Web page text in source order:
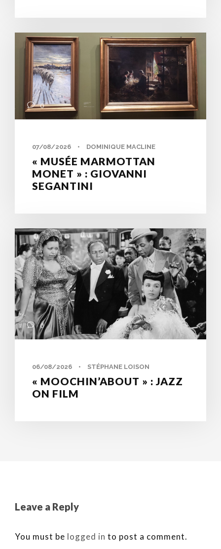
0
07/08/2026 • DOMINIQUE MACLINE
« MUSÉE MARMOTTAN
MONET » : GIOVANNI
SEGANTINI
0
06/08/2026 • STÉPHANE LOISON
« MOOCHIN’ABOUT » : JAZZ
ON FILM
Leave a Reply
You must be logged in to post a comment.